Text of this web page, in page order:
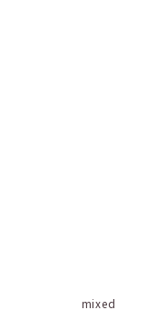
mixed